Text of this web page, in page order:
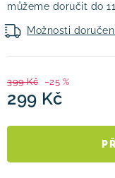
Možnosti
399 Kč –25 %
299 Kč